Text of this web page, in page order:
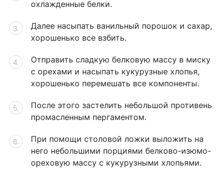
охлажденные белки.
Далее насыпать ванильный порошок и сахар,
хорошенько все взбить.
Отправить сладкую белковую массу в миску
с орехами и насыпать кукурузные хлопья,
хорошенько перемешать все компоненты.
После этого застелить небольшой противень
промасленным пергаментом.
При помощи столовой ложки выложить на
него небольшими порциями белково-изюмо-
ореховую массу с кукурузными хлопьями.